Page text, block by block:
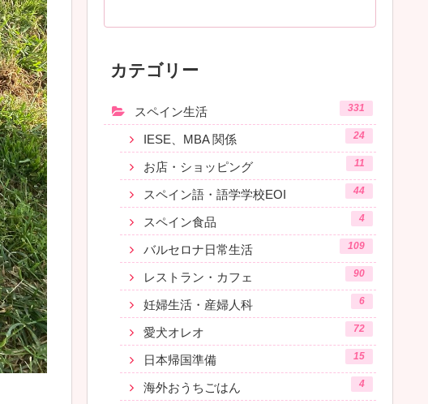
カテゴリー
スペイン生活 331
IESE、MBA 関係 24
お店・ショッピング 11
スペイン語・語学学校EOI 44
スペイン食品 4
バルセロナ日常生活 109
レストラン・カフェ 90
妊婦生活・産婦人科 6
愛犬オレオ 72
日本帰国準備 15
海外おうちごはん 4